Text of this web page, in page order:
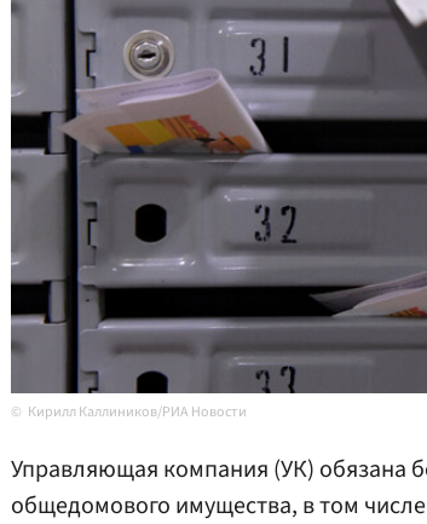
Кирилл Каллиников/РИА Новости
Управляющая компания (УК) обязана
общедомового имущества, в том